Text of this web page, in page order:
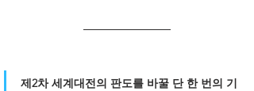
제2차 세계대전의 판도를 바꿀 단 한 번의 기